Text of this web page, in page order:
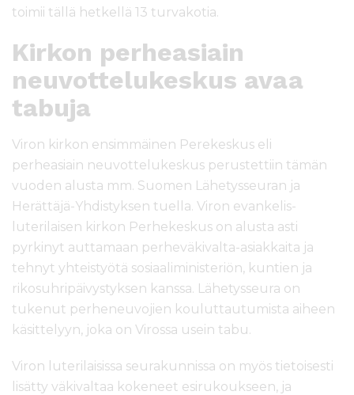
toimii tällä hetkellä 13 turvakotia.
Kirkon perheasiain
neuvottelukeskus avaa
tabuja
Viron kirkon ensimmäinen Perekeskus eli
perheasiain neuvottelukeskus perustettiin tämän
vuoden alusta mm. Suomen Lähetysseuran ja
Herättäjä-Yhdistyksen tuella. Viron evankelis-
luterilaisen kirkon Perhekeskus on alusta asti
pyrkinyt auttamaan perheväkivalta-asiakkaita ja
tehnyt yhteistyötä sosiaaliministeriön, kuntien ja
rikosuhripäivystyksen kanssa. Lähetysseura on
tukenut perheneuvojien kouluttautumista aiheen
käsittelyyn, joka on Virossa usein tabu.
Viron luterilaisissa seurakunnissa on myös tietoisesti
lisätty väkivaltaa kokeneet esirukoukseen, ja